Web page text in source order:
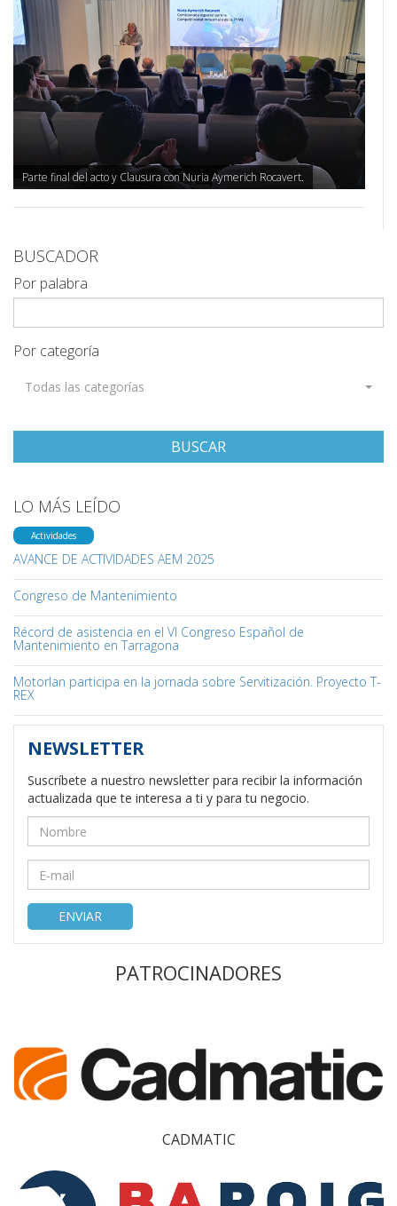
Parte final del acto y Clausura con Nuria Aymerich Rocavert.
BUSCADOR
Por palabra
Por categoría
Todas las categorías
BUSCAR
LO MÁS LEÍDO
Actividades
AVANCE DE ACTIVIDADES AEM 2025
Congreso de Mantenimiento
Récord de asistencia en el VI Congreso Español de
Mantenimiento en Tarragona
Motorlan participa en la jornada sobre Servitización. Proyecto T-
REX
NEWSLETTER
Suscríbete a nuestro newsletter para recibir la información
actualizada que te interesa a ti y para tu negocio.
ENVIAR
PATROCINADORES
CADMATIC